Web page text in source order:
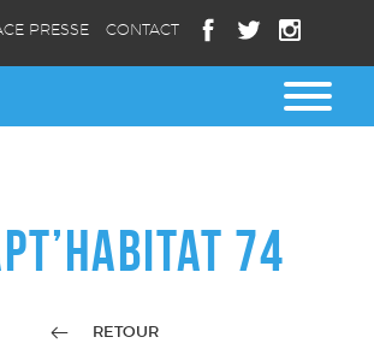
PRESSE CONTACT
74
RETOUR